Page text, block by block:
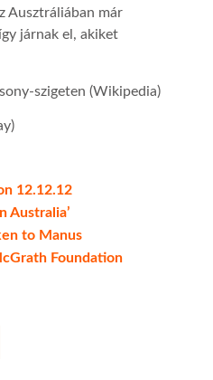
Ausztráliában már
járnak el, akiket
szigeten (Wikipedia)
12.12.12
Australia’
to Manus
Foundation